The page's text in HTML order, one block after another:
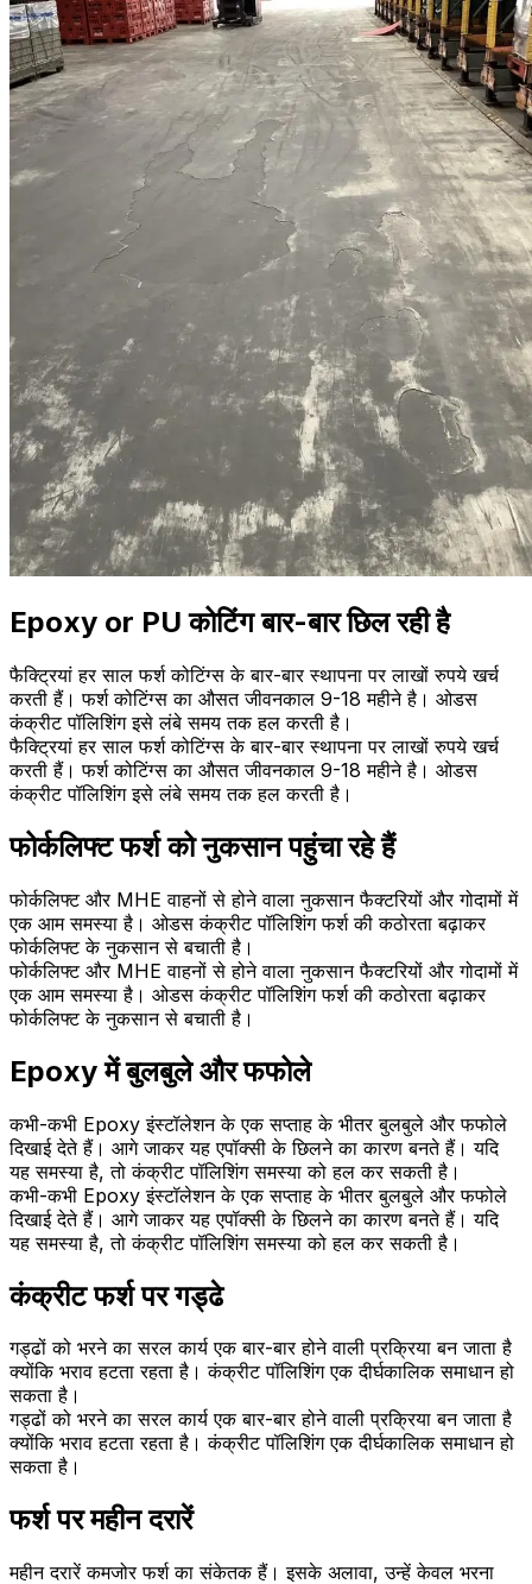
Epoxy or PU कोटिंग बार-बार छिल रही है
फैक्ट्रियां हर साल फर्श कोटिंग्स के बार-बार स्थापना पर लाखों रुपये खर्च
करती हैं। फर्श कोटिंग्स का औसत जीवनकाल 9-18 महीने है। ओडस
कंक्रीट पॉलिशिंग इसे लंबे समय तक हल करती है।
फैक्ट्रियां हर साल फर्श कोटिंग्स के बार-बार स्थापना पर लाखों रुपये खर्च
करती हैं। फर्श कोटिंग्स का औसत जीवनकाल 9-18 महीने है। ओडस
कंक्रीट पॉलिशिंग इसे लंबे समय तक हल करती है।
फोर्कलिफ्ट फर्श को नुकसान पहुंचा रहे हैं
फोर्कलिफ्ट और MHE वाहनों से होने वाला नुकसान फैक्टरियों और गोदामों में
एक आम समस्या है। ओडस कंक्रीट पॉलिशिंग फर्श की कठोरता बढ़ाकर
फोर्कलिफ्ट के नुकसान से बचाती है।
फोर्कलिफ्ट और MHE वाहनों से होने वाला नुकसान फैक्टरियों और गोदामों में
एक आम समस्या है। ओडस कंक्रीट पॉलिशिंग फर्श की कठोरता बढ़ाकर
फोर्कलिफ्ट के नुकसान से बचाती है।
Epoxy में बुलबुले और फफोले
कभी-कभी Epoxy इंस्टॉलेशन के एक सप्ताह के भीतर बुलबुले और फफोले
दिखाई देते हैं। आगे जाकर यह एपॉक्सी के छिलने का कारण बनते हैं। यदि
यह समस्या है, तो कंक्रीट पॉलिशिंग समस्या को हल कर सकती है।
कभी-कभी Epoxy इंस्टॉलेशन के एक सप्ताह के भीतर बुलबुले और फफोले
दिखाई देते हैं। आगे जाकर यह एपॉक्सी के छिलने का कारण बनते हैं। यदि
यह समस्या है, तो कंक्रीट पॉलिशिंग समस्या को हल कर सकती है।
कंक्रीट फर्श पर गड्ढे
गड्ढों को भरने का सरल कार्य एक बार-बार होने वाली प्रक्रिया बन जाता है
क्योंकि भराव हटता रहता है। कंक्रीट पॉलिशिंग एक दीर्घकालिक समाधान हो
सकता है।
गड्ढों को भरने का सरल कार्य एक बार-बार होने वाली प्रक्रिया बन जाता है
क्योंकि भराव हटता रहता है। कंक्रीट पॉलिशिंग एक दीर्घकालिक समाधान हो
सकता है।
फर्श पर महीन दरारें
महीन दरारें कमजोर फर्श का संकेतक हैं। इसके अलावा, उन्हें केवल भरना